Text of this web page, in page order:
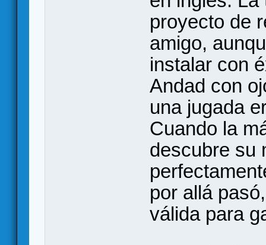
proyecto de
amigo,
instalar con
Andad con
una jugada
Cuando la
descubre su
por allá
válida para